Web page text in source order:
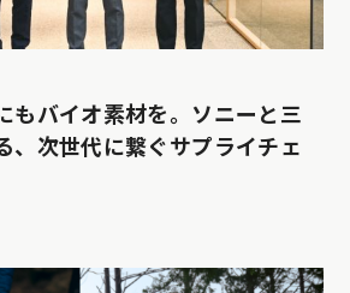
もバイオ素材を。ソニーと三
、次世代に繋ぐサプライチェ